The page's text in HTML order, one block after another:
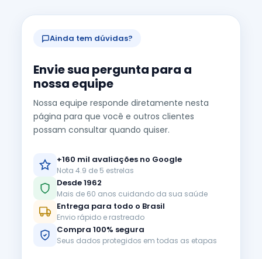
Ainda tem dúvidas?
Envie sua pergunta para a
nossa equipe
Nossa equipe responde diretamente nesta
página para que você e outros clientes
possam consultar quando quiser.
+160 mil avaliações no Google
Nota 4.9 de 5 estrelas
Desde 1962
Mais de 60 anos cuidando da sua saúde
Entrega para todo o Brasil
Envio rápido e rastreado
Compra 100% segura
Seus dados protegidos em todas as etapas